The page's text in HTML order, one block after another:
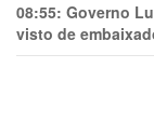
08:55: Governo
visto de